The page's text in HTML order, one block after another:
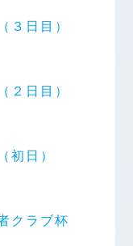
３日目）
２日目）
初日）
クラブ杯